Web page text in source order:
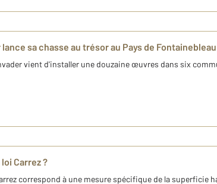
sa chasse au trésor au Pays de Fontainebleau
vient d'installer une douzaine œuvres dans six
Carrez ?
correspond à une mesure spécifique de la superficie